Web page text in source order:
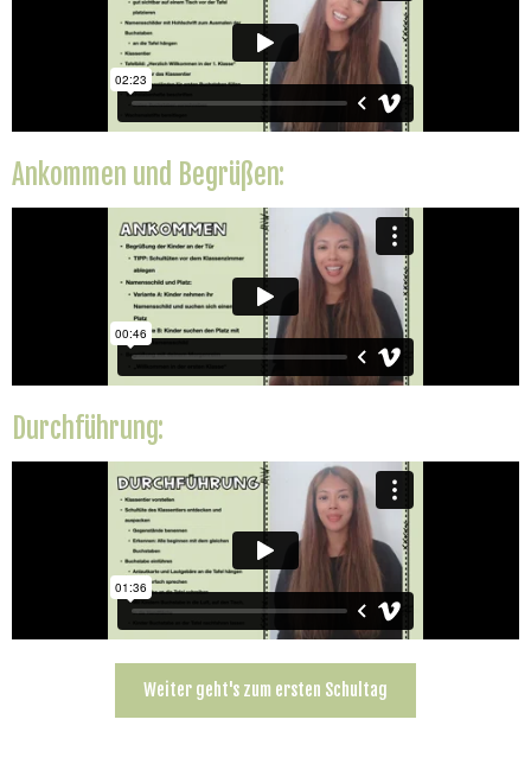
Ankommen und Begrüßen:
Durchführung:
Weiter geht's zum ersten Schultag